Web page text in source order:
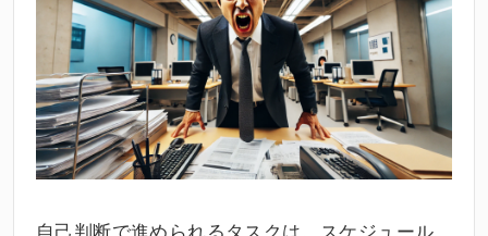
自己判断で進められるタスクは、スケジュール